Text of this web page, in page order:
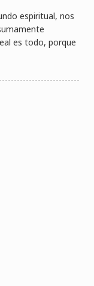
espiritual, nos
es todo, porque